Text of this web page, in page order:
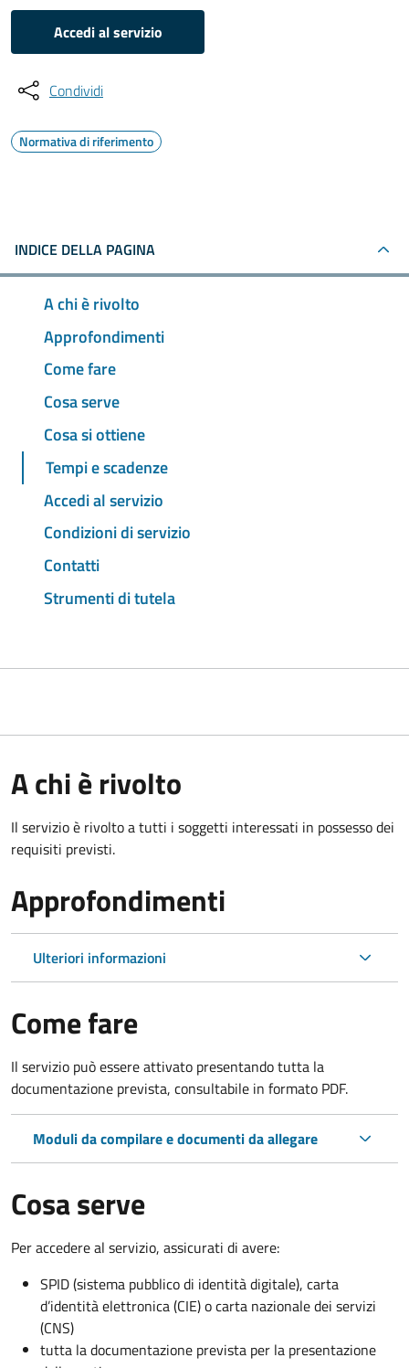
Accedi al servizio
Condividi
Normativa di riferimento
INDICE DELLA PAGINA
A chi è rivolto
Approfondimenti
Come fare
Cosa serve
Cosa si ottiene
Tempi e scadenze
Accedi al servizio
Condizioni di servizio
Contatti
Strumenti di tutela
A chi è rivolto
Il servizio è rivolto a tutti i soggetti interessati in possesso dei
requisiti previsti.
Approfondimenti
Ulteriori informazioni
Come fare
Il servizio può essere attivato presentando tutta la
documentazione prevista, consultabile in formato PDF.
Moduli da compilare e documenti da allegare
Cosa serve
Per accedere al servizio, assicurati di avere:
SPID (sistema pubblico di identità digitale), carta
d’identità elettronica (CIE) o carta nazionale dei servizi
(CNS)
tutta la documentazione prevista per la presentazione